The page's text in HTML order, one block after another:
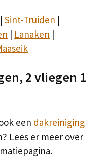
| Sint-Truiden |
| Lanaken |
2 vliegen 1
een dakreiniging
Lees er meer over